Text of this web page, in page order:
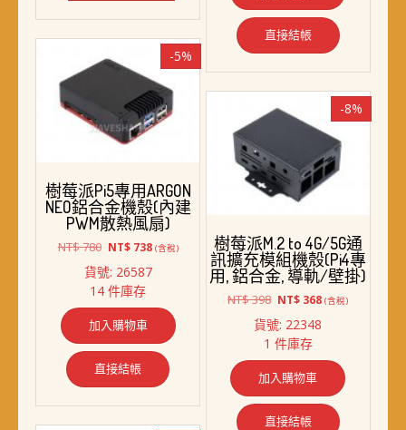
直接結帳
-5%
樹莓派Pi5專用ARGON
NEO鋁合金機殼(內建
PWM散熱風扇)
NT$780 原
價
格：
NT$ 780。
NT$738目
NT$ 738。
(含稅)
貨號: 26587
14 件庫存
加入購物車
直接結帳
-8%
樹莓派M.2 to 4G/5G通
訊擴充模組機殼(Pi4專
用, 鋁合金, 導軌/壁掛)
NT$398 原
價
格：
NT$ 398。
NT$ 368目
NT$ 368。
(含稅)
貨號: 22348
1 件庫存
加入購物車
直接結帳